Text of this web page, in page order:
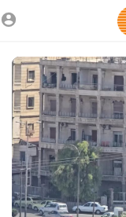
1080p
720p
480p
360p